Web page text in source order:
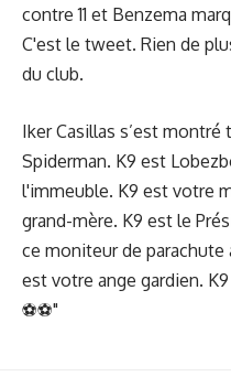
contre 11 et Benzema
C'est le tweet. Rien de
du club.
Iker Casillas s’est
Spiderman. K9 est
l'immeuble. K9 est votre
grand-mère. K9 est le
ce moniteur de parachute
est votre ange gardien.
⚽️⚽️"